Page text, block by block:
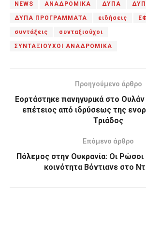
NEWS ΑΝΑΔΡΟΜΙΚΑ ΔΥΠΑ
ΔΥΠΑ ΠΡΟΓΡΑΜΜΑΤΑ ειδήσεις
συντάξεις συνταξιούχοι
ΣΥΝΤΑΞΙΟΥΧΟΙ ΑΝΑΔΡΟΜΙΚΑ
Προηγούμενο άρθρο
Εορτάστηκε πανηγυρικά στο
επέτειος από ιδρύσεως της
Τριάδος
Επόμενο άρθρο
Πόλεμος στην Ουκρανία: Οι Ρώσοι
κοινότητα Βόντιανε στο